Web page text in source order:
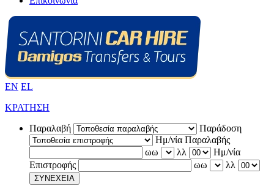
EN EL
ΚΡΑΤΗΣΗ
Παραλαβή
Παράδοση
Ημ/νία Παραλαβής
ωω
λλ
Ημ/νία
Επιστροφής
ωω λλ
ΣΥΝΕΧΕΙΑ